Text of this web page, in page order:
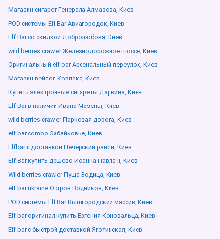
Магазин сигарет Генерала Алмазова, Киев
POD системы Elf Bar Авиагородок, Киев
Elf Bar со скидкой Добролюбова, Киев
wild berries crawler Железнодорожное шоссе, Киев
Оригинальный elf bar Арсенальный переулок, Киев
Магазин вейпов Ковпака, Киев
Купить электронные сигареты Дарвина, Киев
Elf Bar в наличии Ивана Мазепы, Киев
wild berries crawler Парковая дорога, Киев
elf bar combo Забайковье, Киев
Elfbar с доставкой Печерский район, Киев
Elf Bar купить дешево Иоанна Павла ІІ, Киев
Wild berries crawler Пуща-Водица, Киев
elf bar ukraine Остров Водников, Киев
POD системы Elf Bar Вышгородский массив, Киев
Elf bar оригинал купить Евгения Коновальца, Киев
Elf bar с быстрой доставкой Яготинская, Киев